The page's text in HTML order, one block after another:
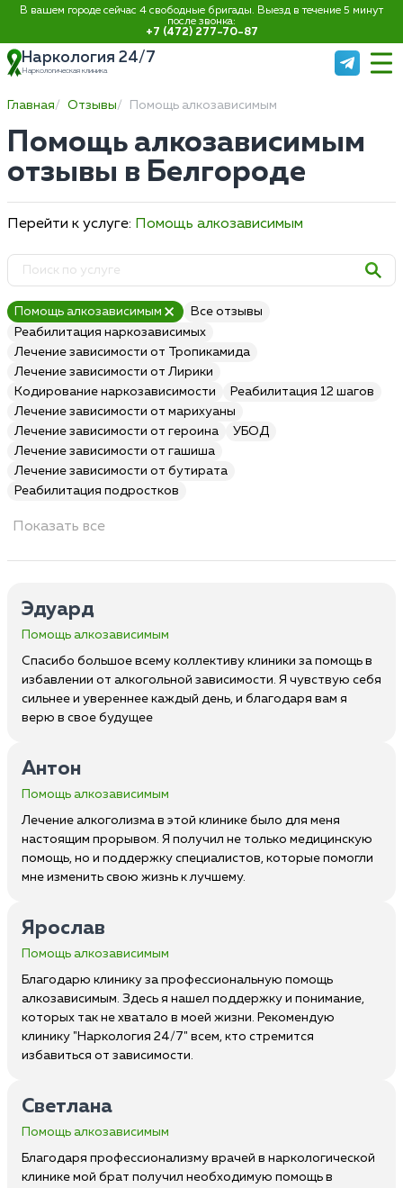
В вашем городе сейчас 4 свободные бригады. Выезд в течение 5 минут
после звонка:
+7 (472) 277-70-87
Наркология 24/7
Наркологическая клиника
Главная Отзывы Помощь алкозависимым
Помощь алкозависимым
отзывы в Белгороде
Перейти к услуге: Помощь алкозависимым
Помощь алкозависимым
Все отзывы
Реабилитация наркозависимых
Лечение зависимости от Тропикамида
Лечение зависимости от Лирики
Кодирование наркозависимости
Реабилитация 12 шагов
Лечение зависимости от марихуаны
Лечение зависимости от героина
УБОД
Лечение зависимости от гашиша
Лечение зависимости от бутирата
Реабилитация подростков
Показать все
Эдуард
Помощь алкозависимым
Спасибо большое всему коллективу клиники за помощь в
избавлении от алкогольной зависимости. Я чувствую себя
сильнее и увереннее каждый день, и благодаря вам я
верю в свое будущее
Антон
Помощь алкозависимым
Лечение алкоголизма в этой клинике было для меня
настоящим прорывом. Я получил не только медицинскую
помощь, но и поддержку специалистов, которые помогли
мне изменить свою жизнь к лучшему.
Ярослав
Помощь алкозависимым
Благодарю клинику за профессиональную помощь
алкозависимым. Здесь я нашел поддержку и понимание,
которых так не хватало в моей жизни. Рекомендую
клинику "Наркология 24/7" всем, кто стремится
избавиться от зависимости.
Светлана
Помощь алкозависимым
Благодаря профессионализму врачей в наркологической
клинике мой брат получил необходимую помощь в